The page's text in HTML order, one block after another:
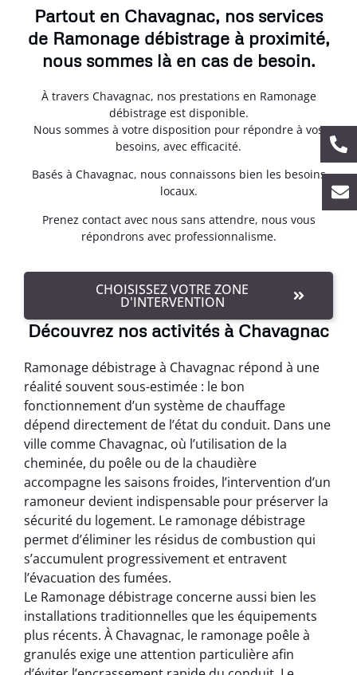
Partout en Chavagnac, nos services
de Ramonage débistrage à proximité,
nous sommes là en cas de besoin.
À travers Chavagnac, nos prestations en Ramonage
débistrage est disponible.
Nous sommes à votre disposition pour répondre à vos
besoins, avec efficacité.
Basés à Chavagnac, nous connaissons bien les besoins
locaux.
Prenez contact avec nous sans attendre, nous vous
répondrons avec professionnalisme.
CHOISISSEZ VOTRE ZONE
D'INTERVENTION
Découvrez nos activités à Chavagnac
Ramonage débistrage à Chavagnac répond à une
réalité souvent sous-estimée : le bon
fonctionnement d’un système de chauffage
dépend directement de l’état du conduit. Dans une
ville comme Chavagnac, où l’utilisation de la
cheminée, du poêle ou de la chaudière
accompagne les saisons froides, l’intervention d’un
ramoneur devient indispensable pour préserver la
sécurité du logement. Le ramonage débistrage
permet d’éliminer les résidus de combustion qui
s’accumulent progressivement et entravent
l’évacuation des fumées.
Le Ramonage débistrage concerne aussi bien les
installations traditionnelles que les équipements
plus récents. À Chavagnac, le ramonage poêle à
granulés exige une attention particulière afin